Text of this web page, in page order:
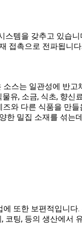
스템을 갖추고 있습
접촉으로 전파됩니
스는 일관성에 반
유, 소금, 식초, 향
와 다른 식품을 만
한 밀집 소재를 섞는
또한 보편적입니
코팅, 등의 생산에서